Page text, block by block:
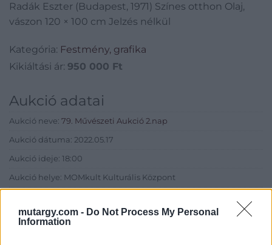
mutargy.com - Do Not Process My Personal
Information
Radák Eszter (Budapest, 1971) Színes otthon Olaj,
vászon 120 × 100 cm Jelzés nélkül
Kategória: Festmény, grafika
Kikiáltási ár: 950 000 Ft
Aukció adatai
Aukció neve: 79. Művészeti Aukció 2.nap
Aukció dátuma: 2022.05.17
Aukció ideje: 18:00
Aukció helye: MOMkult Kulturális Központ